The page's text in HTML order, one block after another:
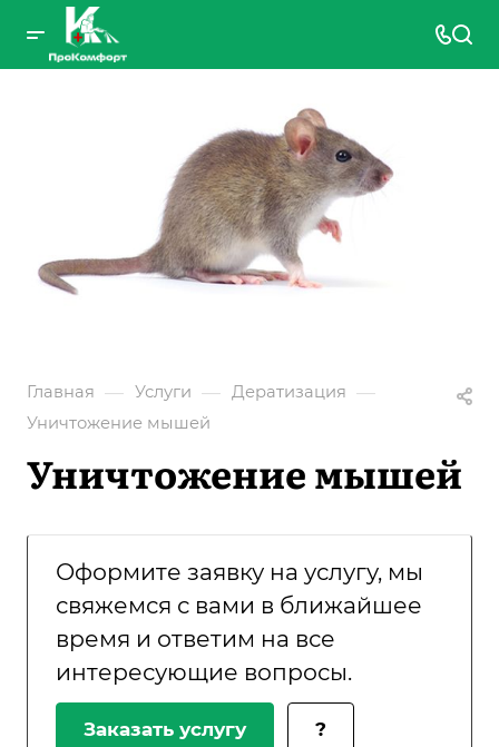
Главная — Услуги — Дератизация —
Уничтожение мышей
Уничтожение мышей
Оформите заявку на услугу, мы
свяжемся с вами в ближайшее
время и ответим на все
интересующие вопросы.
Заказать услугу ?